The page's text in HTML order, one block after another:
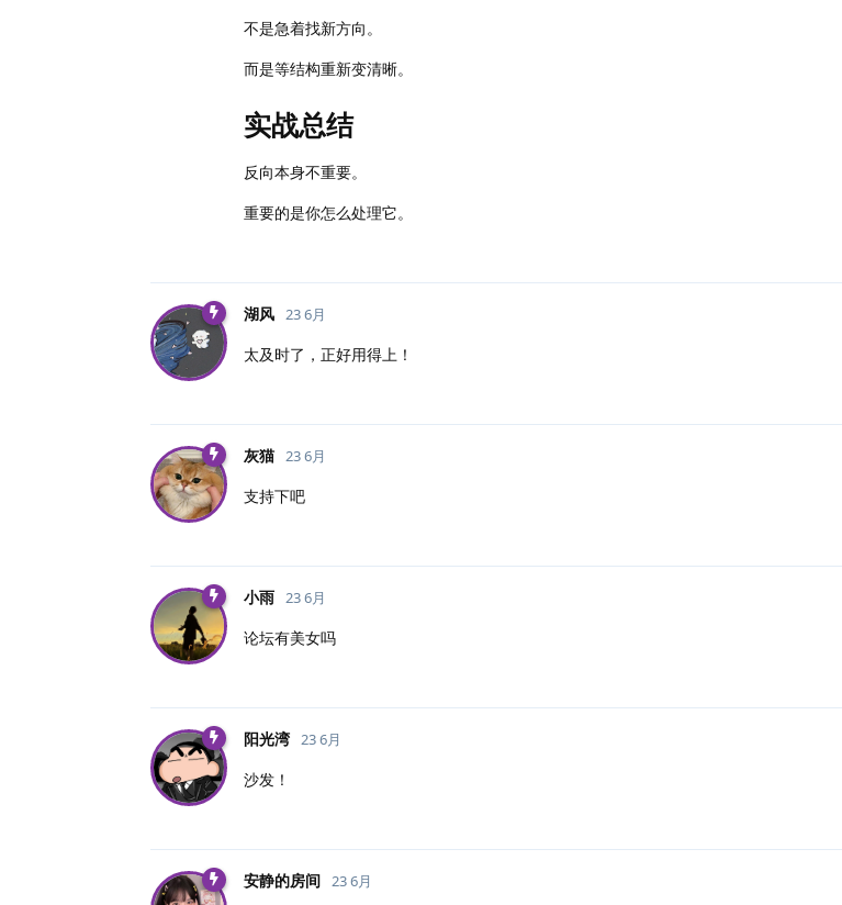
不是急着找新方向。
而是等结构重新变清晰。
实战总结
反向本身不重要。
重要的是你怎么处理它。
湖风 23 6月
太及时了，正好用得上！
灰猫 23 6月
支持下吧
小雨 23 6月
论坛有美女吗
阳光湾 23 6月
沙发！
安静的房间 23 6月